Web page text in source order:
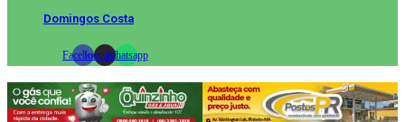
Domingos Costa
FacebookInstagramWhatsapp